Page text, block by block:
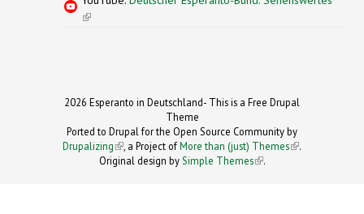
(link is external)
2026 Esperanto in Deutschland- This is a Free Drupal
Theme
Ported to Drupal for the Open Source Community by
Drupalizing(link is external)
, a Project ofMore than (just) Themes (link is
.
Original design by Simple Themes
(link is
.